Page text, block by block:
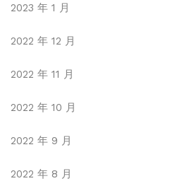
2023 年 1 月
2022 年 12 月
2022 年 11 月
2022 年 10 月
2022 年 9 月
2022 年 8 月